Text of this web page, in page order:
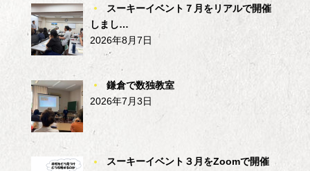
スーキーイベント７月をリアルで開催
しまし…
2026年8月7日
鎌倉で数独教室
2026年7月3日
スーキーイベント３月をZoomで開催